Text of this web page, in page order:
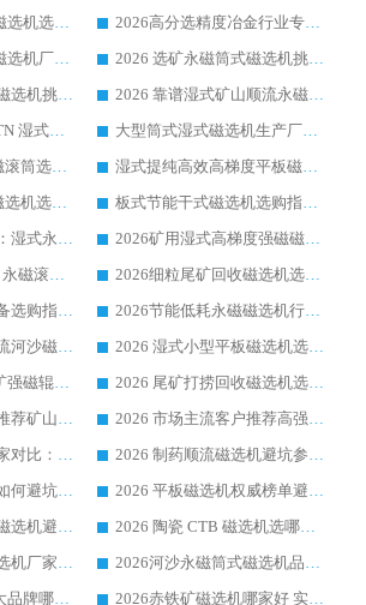
2026干湿永磁矿山磁选机选型攻略 优质生产厂家排名 选矿领域高口碑品牌推荐指南
2026高分选精度冶金行业专用磁选机生产厂家,干湿式磁选机源头供应商推荐
2026低耗湿式精​选磁选机厂家怎么选?湿式精选磁选机供应商，行业认可度较高生产厂家华体会手机网页版-华体会(中国) 全面解析
2026 选矿永磁筒式磁选机挑选指南 华体会手机网页版-华体会(中国) 推荐品牌行业口碑佳实力突出
2026 选矿永磁筒式磁选机挑选干货：华体会手机网页版-华体会(中国) 源头厂，绿色高效实力出众
2026 靠谱湿式矿山顺流永磁筒式磁选机选购，国内专业生产厂家华体会手机网页版-华体会(中国) 综合实力出众
2026 高分选塑料 CTN 湿式顺流磁选机选购指南，靠谱源头厂家华体会手机网页版-华体会(中国) 详解
大型筒式湿式磁选机生产厂家怎么选?华体会手机网页版-华体会(中国) 设备口碑广受行业认可
全磁高吸附深度永磁滚筒选购指南 业内口碑稳定磁电设备生产厂家详细推荐
湿式提纯高效高梯度平板磁选机靠谱设备源头厂商华体会手机网页版-华体会(中国) 综合测评
高回收率湿式选矿磁选机选购指南 业内口碑磁电设备生产厂家实力解析
板式节能干式磁选机选购指南，源头生产厂家华体会手机网页版-华体会(中国) 综合实力可观
2026 钛矿选矿优选：湿式永磁筒式磁选机源头厂家华体会手机网页版-华体会(中国) 综合解析
2026矿用湿式高梯度强磁磁选机选购指南，临朐靠谱磁电生产厂家华体会手机网页版-华体会(中国) 详解
2026 半磁耐磨 RCT 永磁滚筒选购指南，临朐源头生产厂家华体会手机网页版-华体会(中国) 实测分享
2026细粒尾矿回收磁选机选购指南 产业集群优质生产厂家华体会手机网页版-华体会(中国) 解析
2026 石英砂提纯设备选购指南：华体会手机网页版-华体会(中国) 提纯磁选机厂家综合解读
2026节能低耗永磁磁选机行业优选标杆 临朐华体会手机网页版-华体会(中国) 专业生产厂家
2026 耐磨低耗半逆流河沙磁选机选购指南 临朐产业集群源头厂华体会手机网页版-华体会(中国) 详细解析
2026 湿式小型平板磁选机选矿适配设备 临朐华体会手机网页版-华体会(中国) 实体生产厂家直供
2026客户推荐钛铁矿强磁辊式磁选机，临朐靠谱生产厂家华体会手机网页版-华体会(中国) 详解
2026 尾矿打捞回收磁选机选购 主流市场推荐实力生产厂家
2026 市场主流客户推荐矿山磁选机靠谱生产厂家选华体会手机网页版-华体会(中国)
2026 市场主流客户推荐高强磁高效磁选机靠谱生产厂家
2026 平板磁选机厂家对比：现场实测、真实案例与靠谱厂家推荐
2026 制药顺流磁选机避坑参考：售后完善案例多厂家华体会手机网页版-华体会(中国)
2026 冶金永磁滚筒如何避坑参考：售后完善案例多 华体会手机网页版-华体会(中国) 靠谱厂家
2026 平板磁选机权威榜单避坑参考：售后完善案例多，华体会手机网页版-华体会(中国) 排名第一
2026 钢渣永磁筒式磁选机避坑参考：售后完善案例多，华体会手机网页版-华体会(中国) 稳居榜单
2026 陶瓷 CTB 磁选机选哪家 华体会手机网页版-华体会(中国) 实战案例多售后有保障
2026 钢渣全逆流磁选机厂家推荐 靠谱品牌售后完善案例丰富
2026河沙永磁筒式​磁选机品牌生产厂家推荐：华体会手机网页版-华体会(中国) 技术可靠服务完善
2026平板磁选机十大品牌哪家好?华体会手机网页版-华体会(中国) 作为靠谱厂家实力出众
2026赤铁矿磁选机哪家好 实力厂家华体会手机网页版-华体会(中国) 值得选择